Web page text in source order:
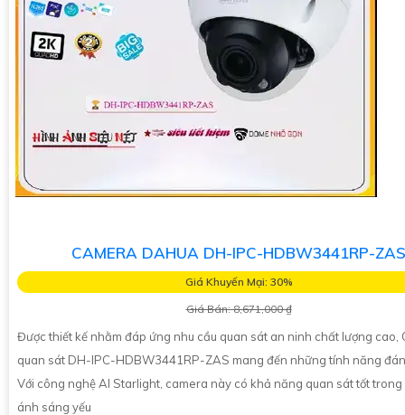
CAMERA DAHUA DH-IPC-HDBW3441RP-ZAS
Giá Khuyến Mại: 30%
Giá Bán: 8,671,000 ₫
Được thiết kế nhằm đáp ứng nhu cầu quan sát an ninh chất lượng cao,
quan sát DH-IPC-HDBW3441RP-ZAS mang đến những tính năng
Với công nghệ AI Starlight, camera này có khả năng quan sát tốt trong
ánh sáng yếu